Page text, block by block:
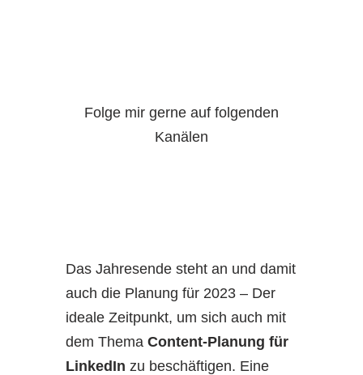
Folge mir gerne auf folgenden
Kanälen
Das Jahresende steht an und damit
auch die Planung für 2023 – Der
ideale Zeitpunkt, um sich auch mit
dem Thema Content-Planung für
LinkedIn zu beschäftigen. Eine